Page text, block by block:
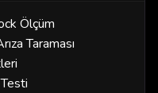
Ölçüm
Taraması